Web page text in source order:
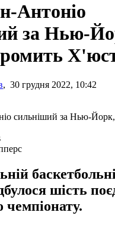
Антоніо
за Нью-
, 30 грудня 2022, 10:42
шість
чемпіонату.